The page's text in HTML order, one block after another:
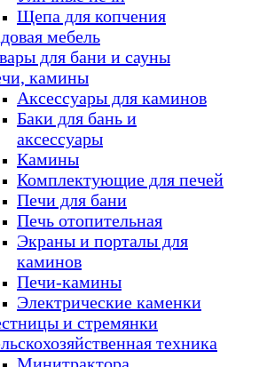
Щепа для копчения
мебель
для бани и сауны
камины
Аксессуары для каминов
Баки для бань и
аксессуары
Камины
Комплектующие для печей
Печи для бани
Печь отопительная
Экраны и порталы для
каминов
Печи-камины
Электрические каменки
и стремянки
техника